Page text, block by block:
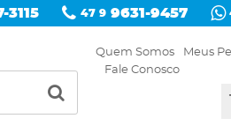
3115 47 9 9631-9457
Quem Somos
Meus
Fale Conosco